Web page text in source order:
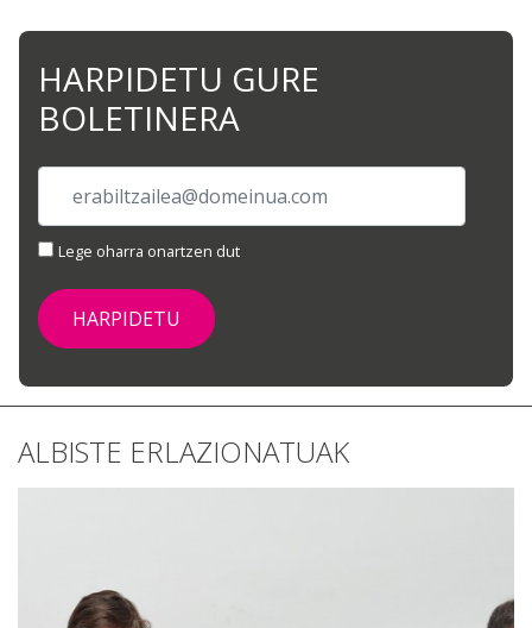
HARPIDETU GURE
BOLETINERA
Lege oharra onartzen dut
ALBISTE ERLAZIONATUAK